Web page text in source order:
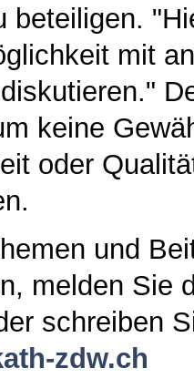
beteiligen.
mit
keine
oder
und
melden Sie
schreiben
zdw.ch